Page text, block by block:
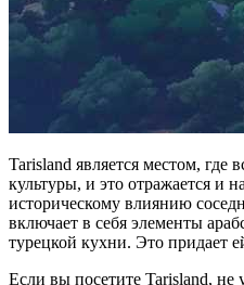
Tarisland является местом, где
культуры, и это отражается и
историческому влиянию
включает в себя элементы
турецкой кухни. Это придает
Если вы посетите Tarisland, не